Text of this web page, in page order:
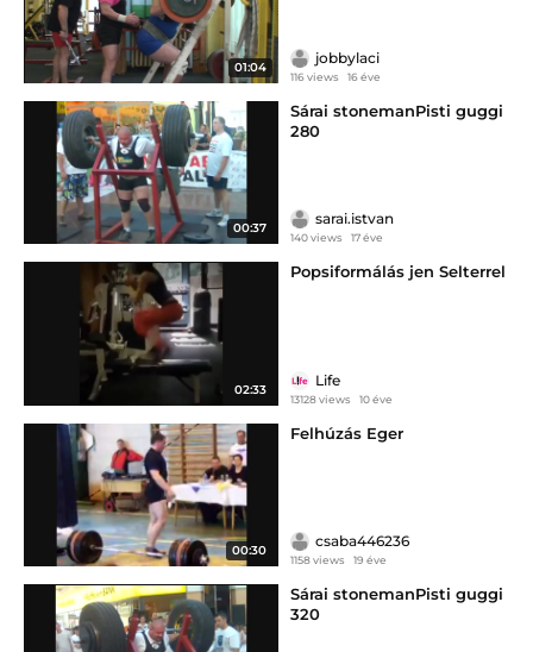
01:04
jobbylaci
116 views 16 éve
00:37
Sárai stonemanPisti guggi
280
sarai.istvan
140 views 17 éve
02:33
Popsiformálás jen Selterrel
Life
13128 views 10 éve
00:30
Felhúzás Eger
csaba446236
1158 views 19 éve
Sárai stonemanPisti guggi
320